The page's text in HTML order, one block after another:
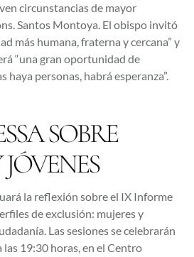
circunstancias de mayor
Santos Montoya. El obispo invitó
más humana, fraterna y cercana” y
“una gran oportunidad de
personas, habrá esperanza”.
SOBRE
la reflexión sobre el IX Informe
de exclusión: mujeres y
Las sesiones se celebrarán
las 19:30 horas, en el Centro